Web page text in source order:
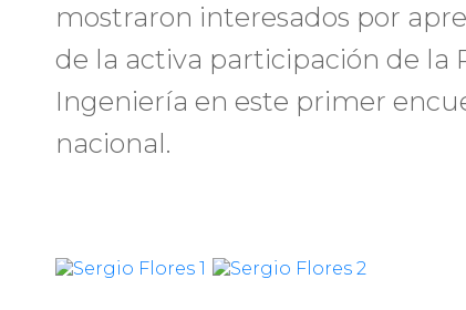
mostraron interesados por
de la activa participación de la
Ingeniería en este primer
nacional.